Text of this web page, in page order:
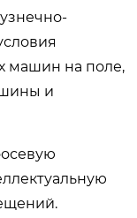
машин на поле,
и